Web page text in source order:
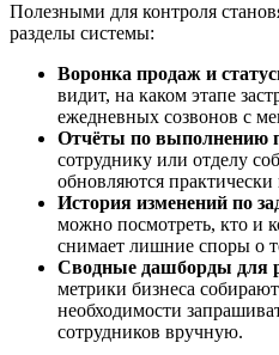
Полезными для контроля
разделы системы:
Воронка продаж и
видит, на каком этапе
ежедневных созвонов с
Отчёты по выполнению
сотруднику или отделу
обновляются
История изменений по
можно посмотреть, кто и
снимает лишние споры о
Сводные дашборды для
метрики бизнеса
необходимости
сотрудников вручную.